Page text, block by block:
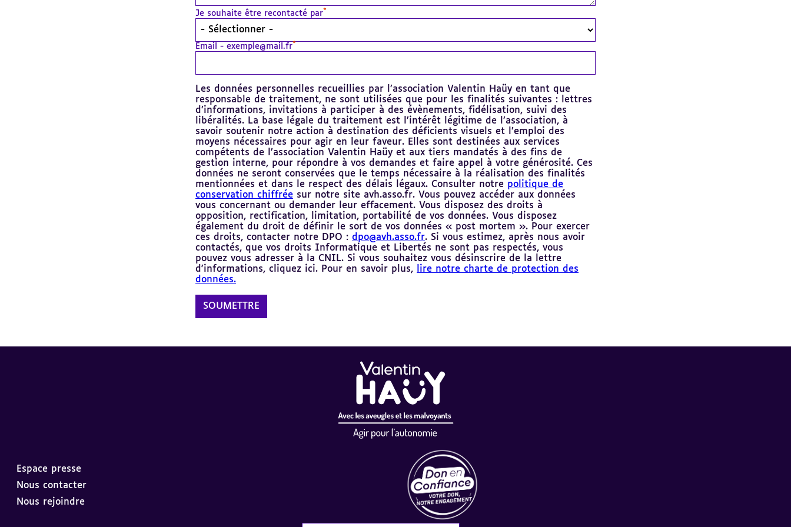
Je souhaite être recontacté par*
Email - exemple@mail.fr*
Les données personnelles recueillies par l’association Valentin Haüy en tant que
responsable de traitement, ne sont utilisées que pour les finalités suivantes : lettres
d’informations, invitations à participer à des évènements, fidélisation, suivi des
libéralités. La base légale du traitement est l’intérêt légitime de l’association, à
savoir soutenir notre action à destination des déficients visuels et l’emploi des
moyens nécessaires pour agir en leur faveur. Elles sont destinées aux services
compétents de l’association Valentin Haüy et aux tiers mandatés à des fins de
gestion interne, pour répondre à vos demandes et faire appel à votre générosité. Ces
données ne seront conservées que le temps nécessaire à la réalisation des finalités
mentionnées et dans le respect des délais légaux. Consulter notre politique de
conservation chiffrée sur notre site avh.asso.fr. Vous pouvez accéder aux données
vous concernant ou demander leur effacement. Vous disposez des droits à
opposition, rectification, limitation, portabilité de vos données. Vous disposez
également du droit de définir le sort de vos données « post mortem ». Pour exercer
ces droits, contacter notre DPO : dpo@avh.asso.fr. Si vous estimez, après nous avoir
contactés, que vos droits Informatique et Libertés ne sont pas respectés, vous
pouvez vous adresser à la CNIL. Si vous souhaitez vous désinscrire de la lettre
d'informations, cliquez ici. Pour en savoir plus,
lire notre charte de protection des
données.
Espace presse
Nous contacter
Nous rejoindre